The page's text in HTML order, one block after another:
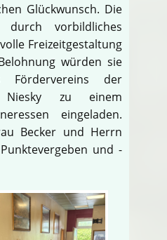
Glückwunsch. Die
durch vorbildliches
Freizeitgestaltung
würden sie
der
Niesky zu einem
eingeladen.
Becker und Herrn
und -